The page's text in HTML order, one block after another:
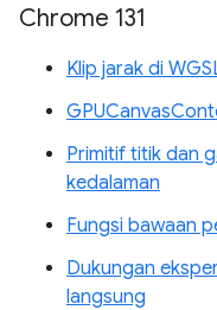
Chrome 131
Klip jarak di
Primitif titik dan
kedalaman
Fungsi bawaan
Dukungan
langsung